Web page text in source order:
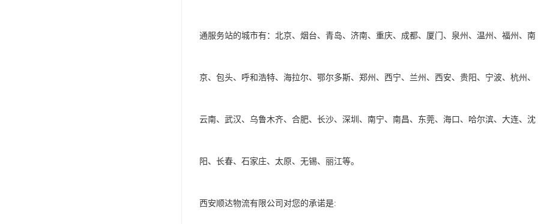
通服务站的城市有：北京、烟台、青岛、济南、重庆、成都、厦门、泉州、温州、福州、南
京、包头、呼和浩特、海拉尔、鄂尔多斯、郑州、西宁、兰州、西安、贵阳、宁波、杭州、
云南、武汉、乌鲁木齐、合肥、长沙、深圳、南宁、南昌、东莞、海口、哈尔滨、大连、沈
阳、长春、石家庄、太原、无锡、丽江等。
西安顺达物流有限公司对您的承诺是: